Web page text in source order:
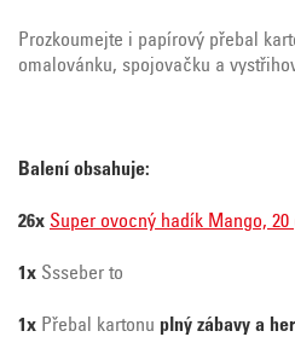
Prozkoumejte i papírový přebal
omalovánku, spojovačku a
Balení obsahuje:
26x Super ovocný hadík Mango, 20
1x Ssseber to
1x Přebal kartonu plný zábavy a her